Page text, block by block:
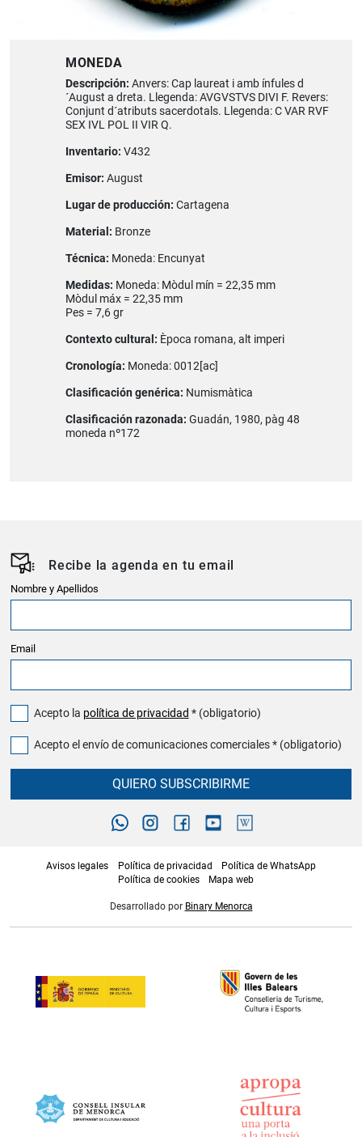
MONEDA
Descripción: Anvers: Cap laureat i amb ínfules d
´August a dreta. Llegenda: AVGVSTVS DIVI F. Revers:
Conjunt d´atributs sacerdotals. Llegenda: C VAR RVF
SEX IVL POL II VIR Q.
Inventario: V432
Emisor: August
Lugar de producción: Cartagena
Material: Bronze
Técnica: Moneda: Encunyat
Medidas: Moneda: Mòdul mín = 22,35 mm
Mòdul máx = 22,35 mm
Pes = 7,6 gr
Contexto cultural: Època romana, alt imperi
Cronología: Moneda: 0012[ac]
Clasificación genérica: Numismàtica
Clasificación razonada: Guadán, 1980, pàg 48
moneda nº172
Recibe la agenda en tu email
Nombre y Apellidos
Email
Acepto la política de privacidad * (obligatorio)
Acepto el envío de comunicaciones comerciales * (obligatorio)
QUIERO SUBSCRIBIRME
Avisos legales Política de privacidad
Política de WhatsApp
Política de cookies
Mapa web
Desarrollado por Binary Menorca